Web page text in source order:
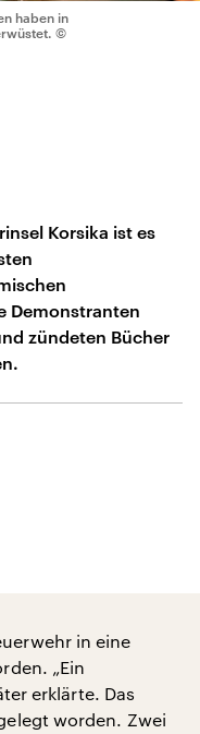
haben in
©
Korsika ist es
Demonstranten
zündeten Bücher
in eine
„Ein
erklärte. Das
worden. Zwei